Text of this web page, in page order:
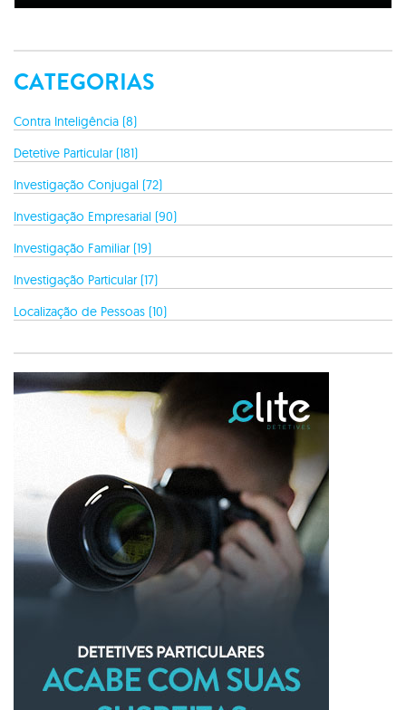
CATEGORIAS
Contra Inteligência (8)
Detetive Particular (181)
Investigação Conjugal (72)
Investigação Empresarial (90)
Investigação Familiar (19)
Investigação Particular (17)
Localização de Pessoas (10)